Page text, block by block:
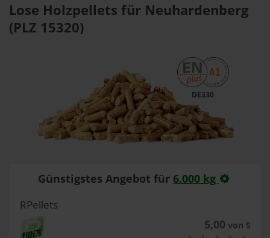
Lose Holzpellets für Neuhardenberg
(PLZ 15320)
DE330
Günstigstes Angebot für 6.000 kg
RPellets
5,00 von 5